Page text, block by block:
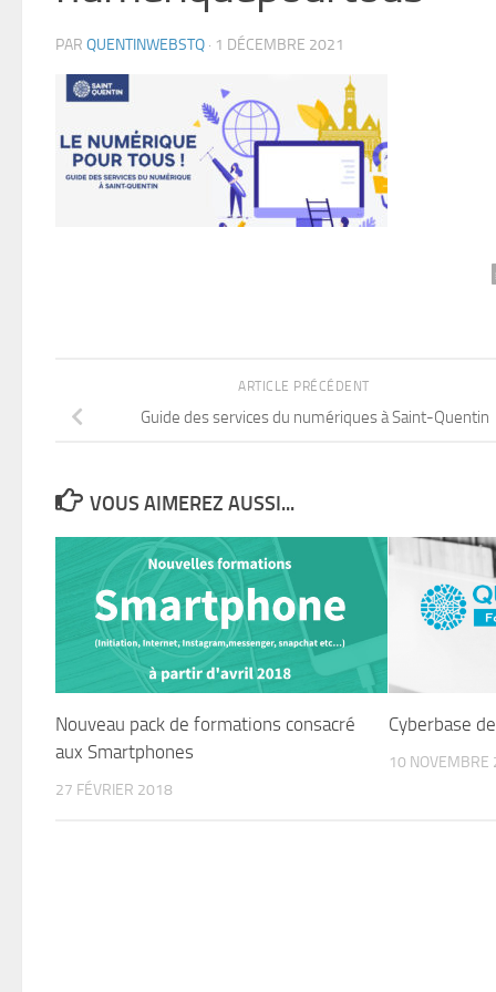
PAR QUENTINWEBSTQ · 1 DÉCEMBRE 2021
ARTICLE PRÉCÉDENT
Guide des services du numériques à Saint-Quentin
VOUS AIMEREZ AUSSI...
Nouveau pack de formations consacré
aux Smartphones
27 FÉVRIER 2018
Cyberbase
10 NOVEMBRE